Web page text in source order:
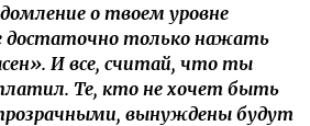
о твоем уровне
достаточно только нажать
И все, считай, что ты
Те, кто не хочет быть
вынуждены будут